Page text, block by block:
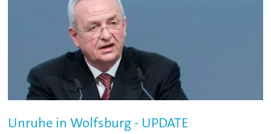
Unruhe in Wolfsburg - UPDATE